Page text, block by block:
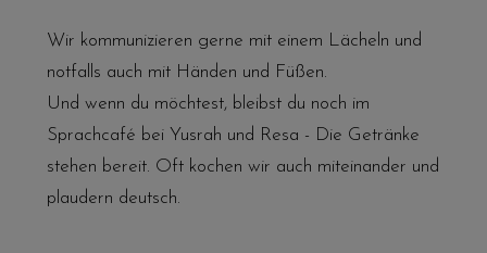
Wir kommunizieren gerne mit einem Lächeln und
notfalls auch mit Händen und Füßen.
Und wenn du möchtest, bleibst du noch im
Sprachcafé bei Yusrah und Resa - Die Getränke
stehen bereit. Oft kochen wir auch miteinander und
plaudern deutsch.